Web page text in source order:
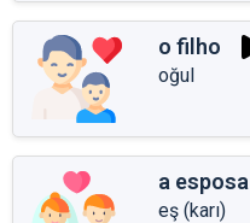
o filho
oğul
a esposa
eş (karı)